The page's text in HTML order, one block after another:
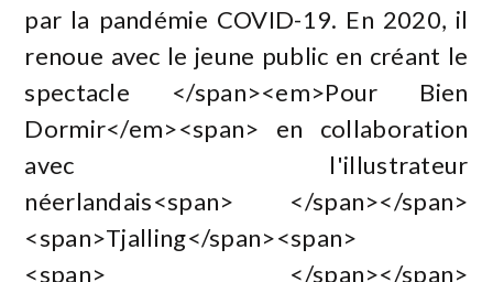
par la pandémie COVID-19. En 2020, il
renoue avec le jeune public en créant le
spectacle </span><em>Pour Bien
Dormir</em><span> en collaboration
avec l'illustrateur
néerlandais<span> </span></span>
<span>Tjalling</span><span>
<span> </span></span>